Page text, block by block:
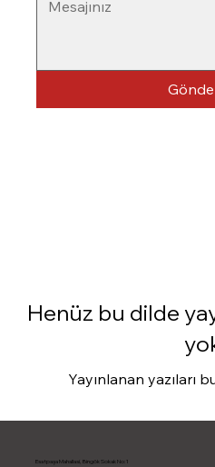
Henüz bu dilde
Yayınlanan yazıları
Esatpaşa Mahallasi, Bingök Sokak No:1